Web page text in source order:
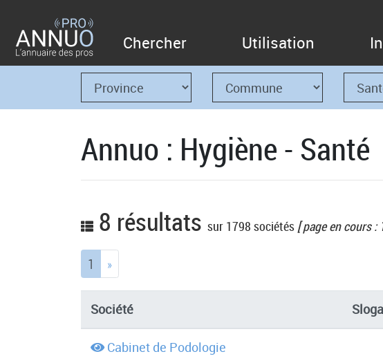
Chercher Utilisation
Annuo : Hygiène - Santé
8 résultats sur 1798 sociétés [ page en cours :
1 (current)
»
Société
Cabinet de Podologie